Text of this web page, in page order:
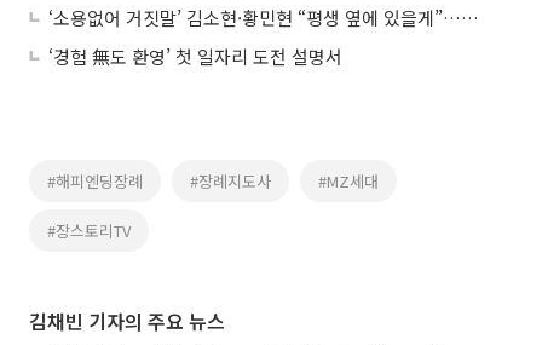
‘소용없어 거짓말’ 김소현·황민현 “평생 옆에 있을게”…꽉 닫은 해피엔딩
‘경험 無도 환영’ 첫 일자리 도전 설명서
#해피엔딩장례 #장례지도사 #MZ세대
#장스토리TV
김채빈 기자의 주요 뉴스